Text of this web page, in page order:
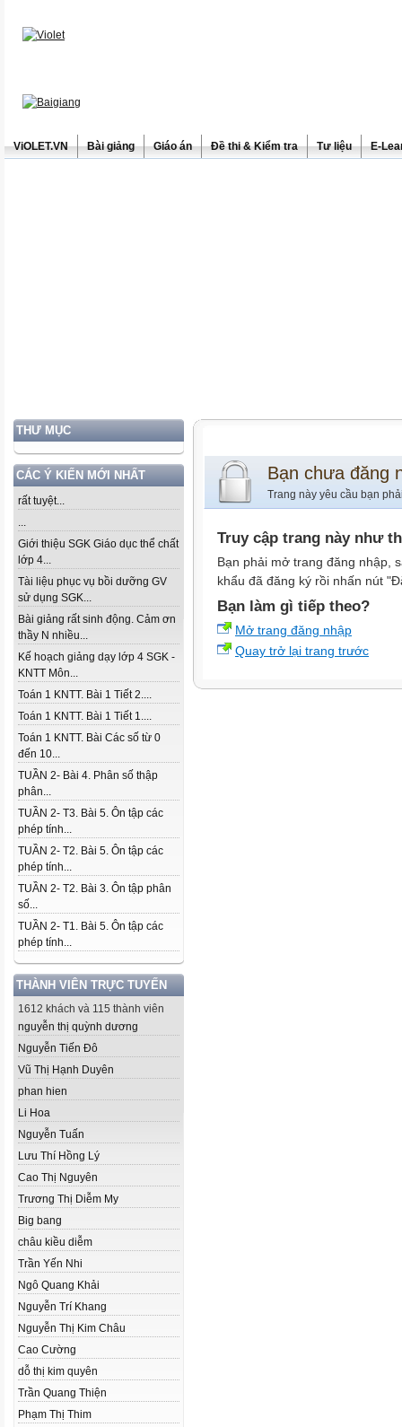
ViOLET.VN Bài giảng Giáo án Đề thi & Kiểm tra Tư liệu E-
THƯ MỤC
CÁC Ý KIẾN MỚI NHẤT
rất tuyệt...
...
Giới thiệu SGK Giáo dục thể chất
lớp 4...
Tài liệu phục vụ bồi dưỡng GV
sử dụng SGK...
Bài giảng rất sinh động. Cảm ơn
thầy N nhiều...
Kế hoạch giảng dạy lớp 4 SGK -
KNTT Môn...
Toán 1 KNTT. Bài 1 Tiết 2....
Toán 1 KNTT. Bài 1 Tiết 1....
Toán 1 KNTT. Bài Các số từ 0
đến 10...
TUẦN 2- Bài 4. Phân số thập
phân...
TUẦN 2- T3. Bài 5. Ôn tập các
phép tính...
TUẦN 2- T2. Bài 5. Ôn tập các
phép tính...
TUẦN 2- T2. Bài 3. Ôn tập phân
số...
TUẦN 2- T1. Bài 5. Ôn tập các
phép tính...
THÀNH VIÊN TRỰC TUYẾN
1612 khách và 115 thành viên
nguyễn thị quỳnh dương
Nguyễn Tiến Đô
Vũ Thị Hạnh Duyên
phan hien
Li Hoa
Nguyễn Tuấn
Lưu Thí Hồng Lý
Cao Thị Nguyên
Trương Thị Diễm My
Big bang
châu kiều diễm
Trần Yến Nhi
Ngô Quang Khải
Nguyễn Trí Khang
Nguyễn Thị Kim Châu
Cao Cường
dỗ thị kim quyên
Trần Quang Thiện
Phạm Thị Thim
Bạn chưa đăng
Trang này yêu cầu bạn
Truy cập trang này như
Bạn phải mở trang đăng nhập,
khẩu đã đăng ký rồi nhấn nút
Bạn làm gì tiếp theo?
Mở trang đăng nhập
Quay trở lại trang trước